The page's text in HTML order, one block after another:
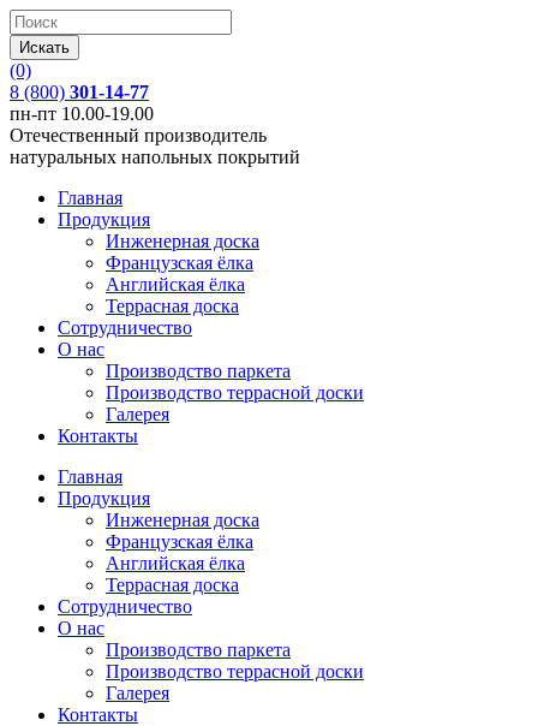
(0)
8 (800) 301-14-77
пн-пт 10.00-19.00
Отечественный производитель
натуральных напольных покрытий
Главная
Продукция
Инженерная доска
Французская ёлка
Английская ёлка
Террасная доска
Сотрудничество
О нас
Производство паркета
Производство террасной доски
Галерея
Контакты
Главная
Продукция
Инженерная доска
Французская ёлка
Английская ёлка
Террасная доска
Сотрудничество
О нас
Производство паркета
Производство террасной доски
Галерея
Контакты